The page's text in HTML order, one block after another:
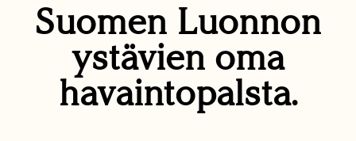
Suomen Luonnon
ystävien oma
havaintopalsta.